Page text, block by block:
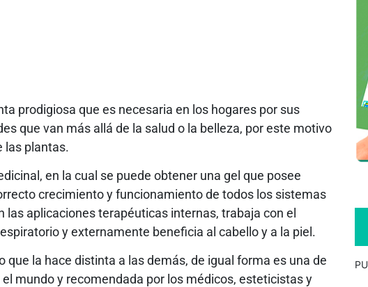
prodigiosa que es necesaria en los hogares por sus
que van más allá de la salud o la belleza, por este motivo
las plantas.
en la cual se puede obtener una gel que posee
crecimiento y funcionamiento de todos los sistemas
las aplicaciones terapéuticas internas, trabaja con el
y externamente beneficia al cabello y a la piel.
que la hace distinta a las demás, de igual forma es una de
mundo y recomendada por los médicos, esteticistas y